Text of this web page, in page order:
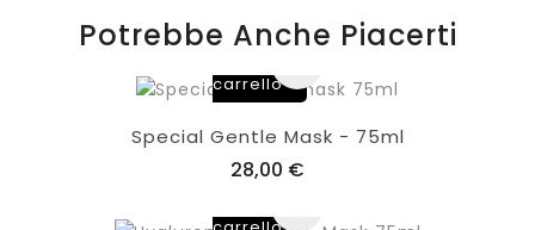
Potrebbe Anche Piacerti
Aggiungi
carrello
Special Gentle Mask - 75ml
28,00 €
Aggiungi